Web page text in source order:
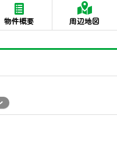
物件概要 周辺地図